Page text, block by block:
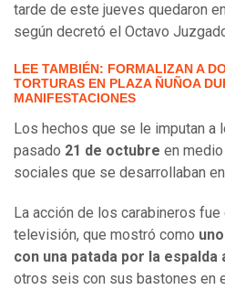
tarde de este jueves quedaron en
según decretó el Octavo
LEE TAMBIÉN: FORMALIZAN A
TORTURAS EN PLAZA ÑUÑOA
MANIFESTACIONES
Los hechos que se le imputan a
pasado 21 de octubre en
sociales que se desarrollaban
La acción de los carabineros fue
televisión, que mostró como
con una patada por la
otros seis con sus bastones en